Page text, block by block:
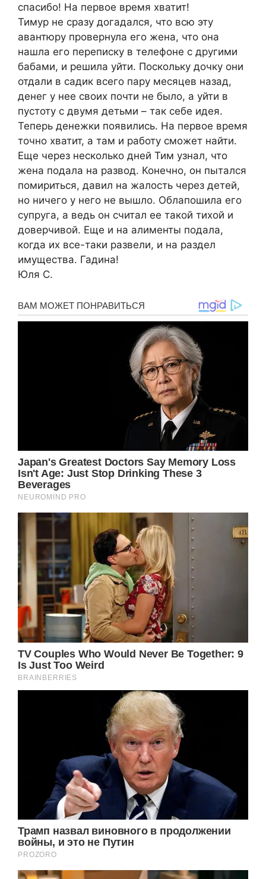
спасибо! На первое время хватит!
Тимур не сразу догадался, что всю эту
авантюру провернула его жена, что она
нашла его переписку в телефоне с другими
бабами, и решила уйти. Поскольку дочку они
отдали в садик всего пару месяцев назад,
денег у нее своих почти не было, а уйти в
пустоту с двумя детьми – так себе идея.
Теперь денежки появились. На первое время
точно хватит, а там и работу сможет найти.
Еще через несколько дней Тим узнал, что
жена подала на развод. Конечно, он пытался
помириться, давил на жалость через детей,
но ничего у него не вышло. Облапошила его
супруга, а ведь он считал ее такой тихой и
доверчивой. Еще и на алименты подала,
когда их все-таки развели, и на раздел
имущества. Гадина!
Юля С.